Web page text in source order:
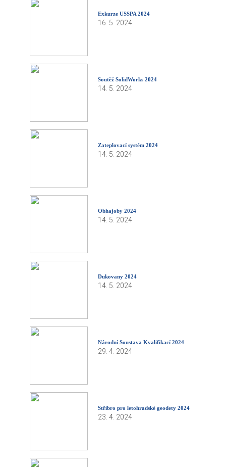
Exkurze USSPA 2024
16. 5. 2024
Soutěž SolidWorks 2024
14. 5. 2024
Zateplovací systém 2024
14. 5. 2024
Obhajoby 2024
14. 5. 2024
Dukovany 2024
14. 5. 2024
Národní Soustava Kvalifikací 2024
29. 4. 2024
Stříbro pro letohradské geodety 2024
23. 4. 2024